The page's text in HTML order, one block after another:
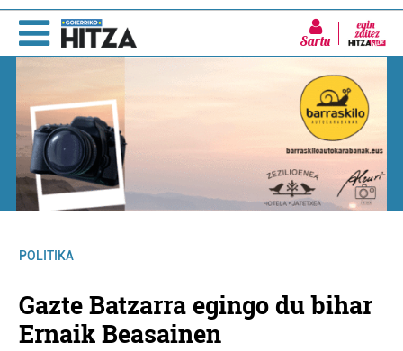
Sartu
POLITIKA
Gazte Batzarra egingo du bihar
Ernaik Beasainen